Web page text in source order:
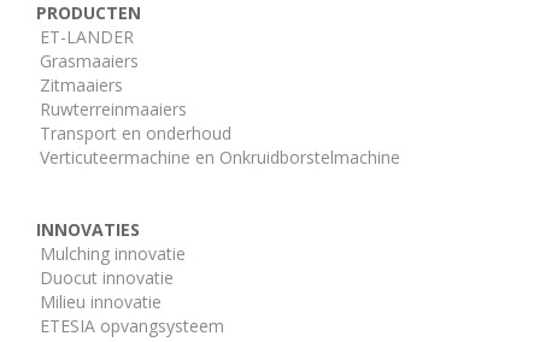
PRODUCTEN
ET-LANDER
Grasmaaiers
Zitmaaiers
Ruwterreinmaaiers
Transport en onderhoud
Verticuteermachine en Onkruidborstelmachine
INNOVATIES
Mulching innovatie
Duocut innovatie
Milieu innovatie
ETESIA opvangsysteem